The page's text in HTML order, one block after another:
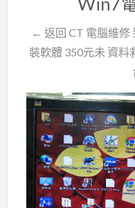
← 返回 CT 電腦維修
裝軟體 350元未 資料